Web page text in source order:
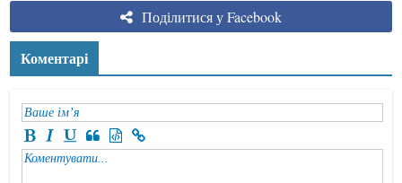
Поділитися у Facebook
Коментарі